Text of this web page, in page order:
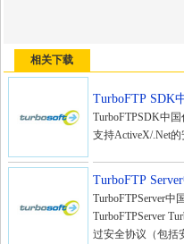
相关下载
TurboFTP SDK
TurboFTPSDK中
支持ActiveX/.Net
TurboFTP
TurboFTPServer
TurboFTPServer
过安全协议（包括